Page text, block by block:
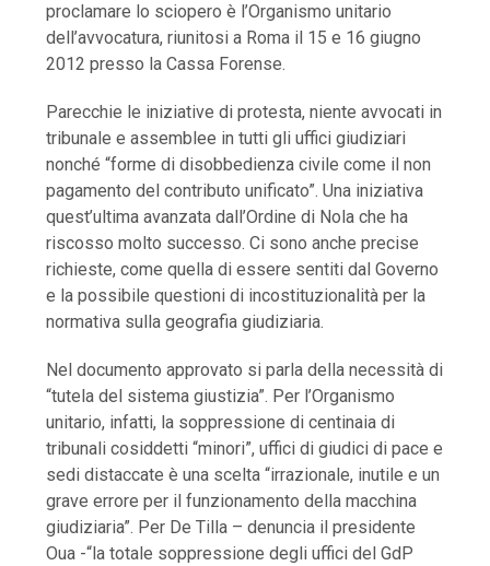
proclamare lo sciopero è l’Organismo unitario
dell’avvocatura, riunitosi a Roma il 15 e 16 giugno
2012 presso la Cassa Forense.
Parecchie le iniziative di protesta, niente avvocati in
tribunale e assemblee in tutti gli uffici giudiziari
nonché “forme di disobbedienza civile come il non
pagamento del contributo unificato”. Una iniziativa
quest’ultima avanzata dall’Ordine di Nola che ha
riscosso molto successo. Ci sono anche precise
richieste, come quella di essere sentiti dal Governo
e la possibile questioni di incostituzionalità per la
normativa sulla geografia giudiziaria.
Nel documento approvato si parla della necessità di
“tutela del sistema giustizia”. Per l’Organismo
unitario, infatti, la soppressione di centinaia di
tribunali cosiddetti “minori”, uffici di giudici di pace e
sedi distaccate è una scelta “irrazionale, inutile e un
grave errore per il funzionamento della macchina
giudiziaria”. Per De Tilla – denuncia il presidente
Oua -“la totale soppressione degli uffici del GdP